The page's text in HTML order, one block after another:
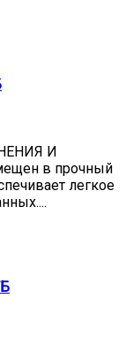
И
в прочный
легкое